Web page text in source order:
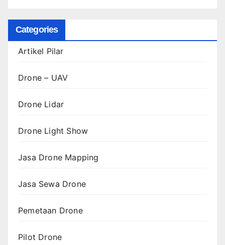
Categories
Artikel Pilar
Drone – UAV
Drone Lidar
Drone Light Show
Jasa Drone Mapping
Jasa Sewa Drone
Pemetaan Drone
Pilot Drone